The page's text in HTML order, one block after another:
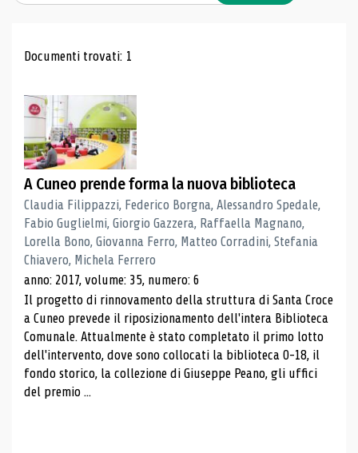
Risultati di ricerca
Documenti trovati: 1
A Cuneo prende forma la nuova biblioteca
Claudia Filippazzi, Federico Borgna, Alessandro Spedale,
Fabio Guglielmi, Giorgio Gazzera, Raffaella Magnano,
Lorella Bono, Giovanna Ferro, Matteo Corradini, Stefania
Chiavero, Michela Ferrero
anno: 2017, volume: 35, numero: 6
Il progetto di rinnovamento della struttura di Santa Croce
a Cuneo prevede il riposizionamento dell'intera Biblioteca
Comunale. Attualmente è stato completato il primo lotto
dell'intervento, dove sono collocati la biblioteca 0-18, il
fondo storico, la collezione di Giuseppe Peano, gli uffici
del premio ...